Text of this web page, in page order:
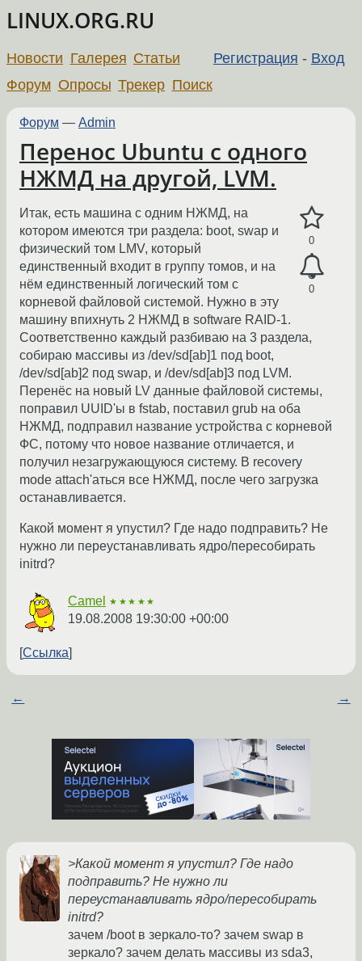
LINUX.ORG.RU
Регистрация - Вход
Новости Галерея Статьи
Форум Опросы Трекер Поиск
Форум — Admin
Перенос Ubuntu с одного
НЖМД на другой, LVM.
0
0
Итак, есть машина с одним НЖМД, на
котором имеются три раздела: boot, swap и
физический том LMV, который
единственный входит в группу томов, и на
нём единственный логический том с
корневой файловой системой. Нужно в эту
машину впихнуть 2 НЖМД в software RAID-1.
Соответственно каждый разбиваю на 3 раздела,
собираю массивы из /dev/sd[ab]1 под boot,
/dev/sd[ab]2 под swap, и /dev/sd[ab]3 под LVM.
Перенёс на новый LV данные файловой системы,
поправил UUID'ы в fstab, поставил grub на оба
НЖМД, подправил название устройства с корневой
ФС, потому что новое название отличается, и
получил незагружающуюся систему. В recovery
mode attach'аться все НЖМД, после чего загрузка
останавливается.
Какой момент я упустил? Где надо подправить? Не
нужно ли переустанавливать ядро/пересобирать
initrd?
Camel ★★★★★
19.08.2008 19:30:00 +00:00
Ссылка
← →
>Какой момент я упустил? Где надо
подправить? Не нужно ли
переустанавливать ядро/пересобирать
initrd?
зачем /boot в зеркало-то? зачем swap в
зеркало? зачем делать массивы из sda3,